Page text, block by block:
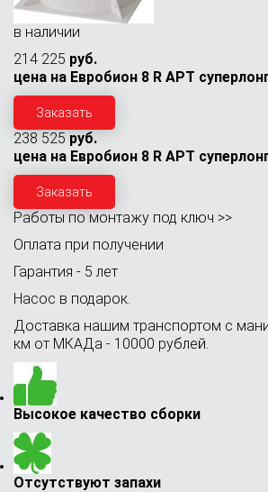
в наличии
214 225 руб.
цена на Евробион 8 R АРТ
Заказать
238 525 руб.
цена на Евробион 8 R АРТ
Заказать
Работы по монтажу под ключ >>
Оплата при получении
Гарантия - 5 лет
Насос в подарок.
Доставка нашим транспортом с
км от МКАДа - 10000 рублей.
Высокое качество сборки
Отсутствуют запахи